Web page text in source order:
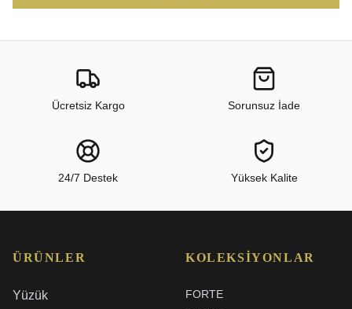
Ücretsiz Kargo Sorunsuz İade
24/7 Destek Yüksek Kalite
ÜRÜNLER
Yüzük
KOLEKSIYONLAR
FORTE